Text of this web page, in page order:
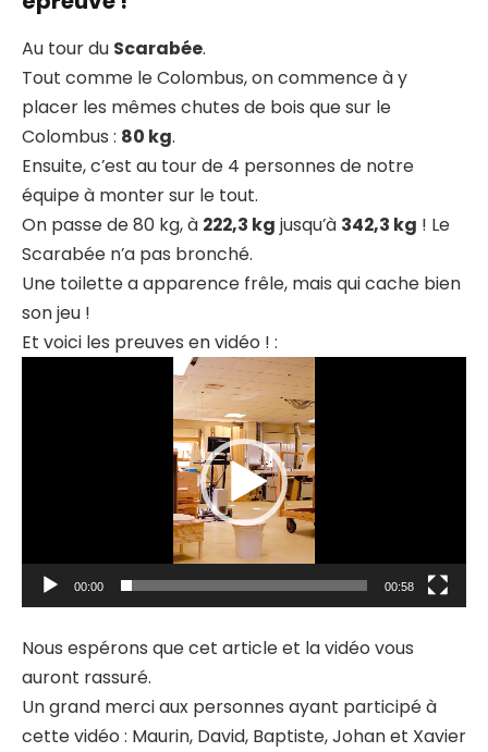
Au tour du Scarabée.
Tout comme le Colombus, on commence à y
placer les mêmes chutes de bois que sur le
Colombus : 80 kg.
Ensuite, c’est au tour de 4 personnes de notre
équipe à monter sur le tout.
On passe de 80 kg, à 222,3 kg jusqu’à 342,3 kg ! Le
Scarabée n’a pas bronché.
Une toilette a apparence frêle, mais qui cache bien
son jeu !
Et voici les preuves en vidéo ! :
00:00 00:58
Nous espérons que cet article et la vidéo vous
auront rassuré.
Un grand merci aux personnes ayant participé à
cette vidéo : Maurin, David, Baptiste, Johan et Xavier